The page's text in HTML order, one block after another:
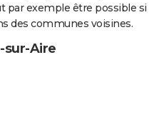
par exemple être possible si
des communes voisines.
sur-Aire